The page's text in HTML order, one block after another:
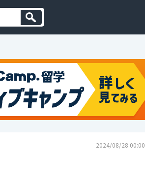
2024/08/28 00:00